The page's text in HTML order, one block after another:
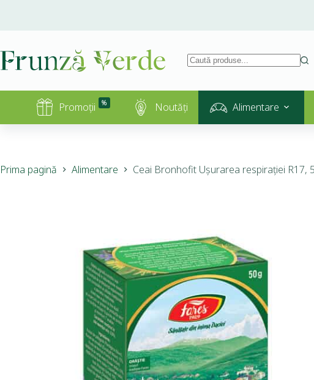
Promoții % Noutăți Alimentare
Prima pagină Alimentare Ceai Bronhofit Ușurarea respirației R17,